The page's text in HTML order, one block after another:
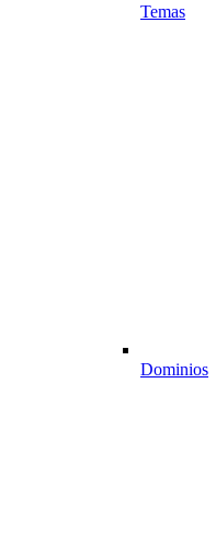
Temas
Dominios